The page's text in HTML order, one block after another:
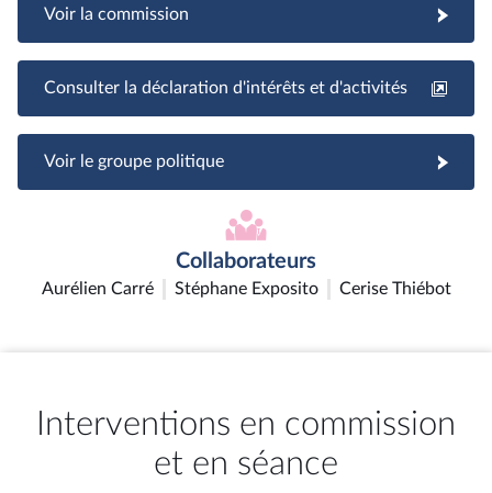
Voir la commission
Consulter la déclaration d'intérêts et d'activités
Voir le groupe politique
Collaborateurs
Aurélien Carré Stéphane Exposito Cerise Thiébot
Interventions en commission
et en séance